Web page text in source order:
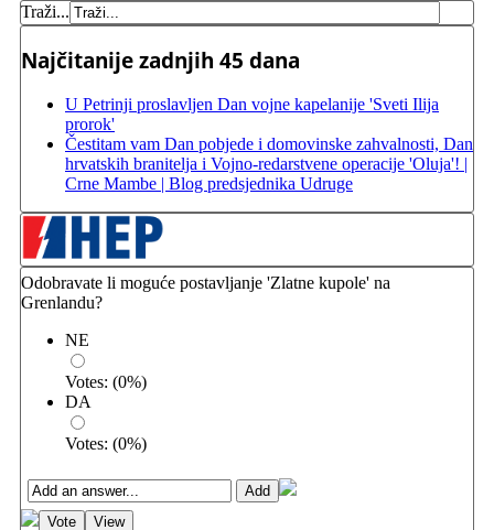
Traži...
Najčitanije zadnjih 45 dana
U Petrinji proslavljen Dan vojne kapelanije 'Sveti Ilija
prorok'
Čestitam vam Dan pobjede i domovinske zahvalnosti, Dan
hrvatskih branitelja i Vojno-redarstvene operacije 'Oluja'! |
Crne Mambe | Blog predsjednika Udruge
Odobravate li moguće postavljanje 'Zlatne kupole' na
Grenlandu?
NE
Votes: (0%)
DA
Votes: (0%)